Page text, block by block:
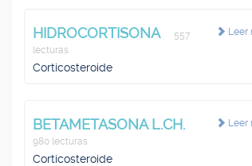
Leer
HIDROCORTISONA
557
lecturas
Corticosteroide
Leer
BETAMETASONA L.CH.
980 lecturas
Corticosteroide